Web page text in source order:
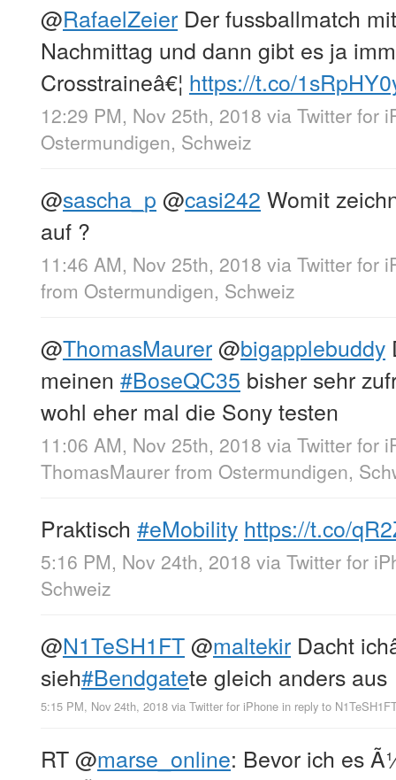
@RafaelZeier Der fussballmatch
Nachmittag und dann gibt es ja
Crosstraineâ€¦ https://t.co/
12:29 PM, Nov 25th, 2018 via Twitter for
Ostermundigen, Schweiz
@sascha_p @casi242 Womit
auf ?
11:46 AM, Nov 25th, 2018 via Twitter for
from Ostermundigen, Schweiz
@ThomasMaurer@bigapplebuddy
meinen #BoseQC35 bisher sehr
wohl eher mal die Sony testen
11:06 AM, Nov 25th, 2018 via Twitter for
ThomasMaurer from Ostermundigen,
Praktisch #eMobility https://t.co/
5:16 PM, Nov 24th, 2018 via Twitter for
Schweiz
@N1TeSH1FT@maltekir Dacht
sieh#Bendgatete gleich anders aus
5:15 PM, Nov 24th, 2018 via Twitter for iPhone in reply to
RT@marse_online: Bevor ich es